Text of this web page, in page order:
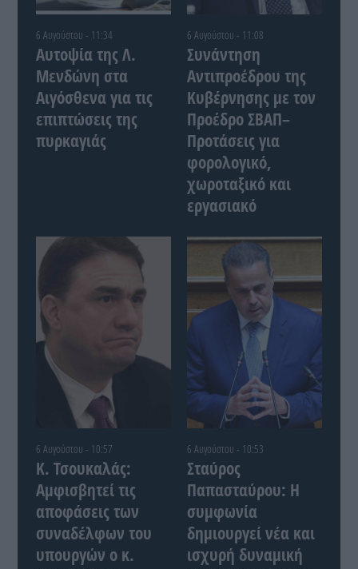
6 Αυγούστου - 11:34
Αυτοψία της Λ.
Μενδώνη στα
Αιγόσθενα για τις
επιπτώσεις της
πυρκαγιάς
6 Αυγούστου - 11:08
Συνάντηση
Αντιπροέδρου της
Κυβέρνησης με τον
Προέδρο ΣΒΑΠ–
Προτάσεις για
φορολογικό,
χωροταξικό και
εργασιακό
6 Αυγούστου - 10:57
Κ. Τσουκαλάς:
Αμφισβητεί τις
αποφάσεις των
συναδέλφων του
υπουργών ο κ.
6 Αυγούστου - 10:53
Σταύρος
Παπασταύρου: Η
συμφωνία
δημιουργεί νέα και
ισχυρή δυναμική